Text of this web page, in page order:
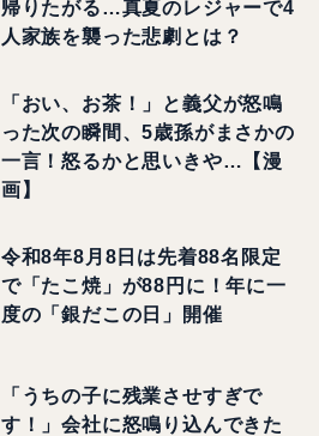
帰りたがる…真夏のレジャーで4
人家族を襲った悲劇とは？
「おい、お茶！」と義父が怒鳴
った次の瞬間、5歳孫がまさかの
一言！怒るかと思いきや…【漫
画】
令和8年8月8日は先着88名限定
で「たこ焼」が88円に！年に一
度の「銀だこの日」開催
「うちの子に残業させすぎで
す！」会社に怒鳴り込んできた